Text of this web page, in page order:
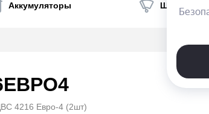
Аккумуляторы Щетки с/о
4216 Евро-4 (2шт)